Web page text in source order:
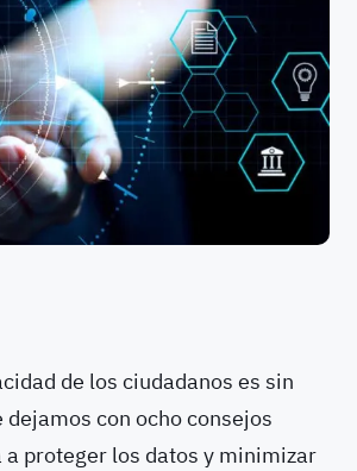
de los ciudadanos es sin
con ocho consejos
a proteger los datos y minimizar